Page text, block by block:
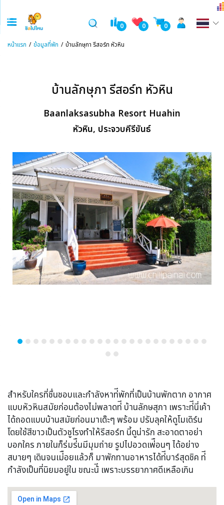
0 0 0
หน้าแรก ข้อมูลที่พัก บ้านลักษุภา รีสอร์ท หัวหิน
บ้านลักษุภา รีสอร์ท หัวหิน
Baanlaksasubha Resort Huahin
หัวหิน, ประจวบคีรีขันธ์
สำหรับใครที่ชื่นชอบและกำลังหาท่ีพักที่เป็นบ้านพักตาก อากาศ
แบบหัวหินสมัยก่อนต้องไม่พลาดท่ี บ้านลักษสุภา เพราะท่ีนี่เค้า
ได้ถอดแบบบ้านสมัยก่อนมาเด๊ะๆ พร้อม ปรับลุคให้ดูโมเดิร์น
โดยใช้สีขาวเป็นตัวชูโรงทำให้รีสอร์ท นี้ดูน่ารัก สะอาดตาอย่า
บอกใคร ภายในก็ร่มร่ืนมีมุมถ่าย รูปไปอวดเพ่ือนๆ ได้อย่าง
สบายๆ เดินจนเม่ือยแล้วก็ มาพักทานอาหารได้ท่ีบาร์สุดชิค ท่ี
กำลังเป็นที่นิยมอยู่ใน ขณะน้ี เพราะบรรยากาศดีเหลือเกิน